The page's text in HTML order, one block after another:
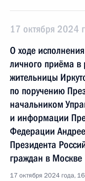
17 октября 2024
О ходе
личного приёма
жительницы
по поручению
начальником
и информации
Федерации
Президента
граждан в
17 октября 2024 года,